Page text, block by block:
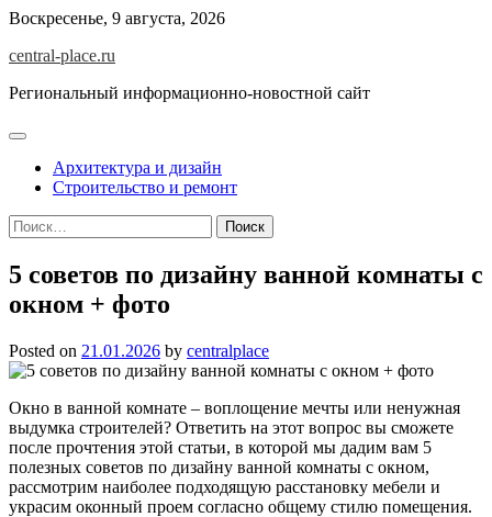
Skip
content
Воскресенье, 9 августа, 2026
central-place.ru
Региональный информационно-новостной сайт
Архитектура и дизайн
Строительство и ремонт
Найти:
5 советов по дизайну ванной комнаты с
окном + фото
Posted on 21.01.2026 by centralplace
Окно в ванной комнате – воплощение мечты или ненужная
выдумка строителей? Ответить на этот вопрос вы сможете
после прочтения этой статьи, в которой мы дадим вам 5
полезных советов по дизайну ванной комнаты с окном,
рассмотрим наиболее подходящую расстановку мебели и
украсим оконный проем согласно общему стилю помещения.